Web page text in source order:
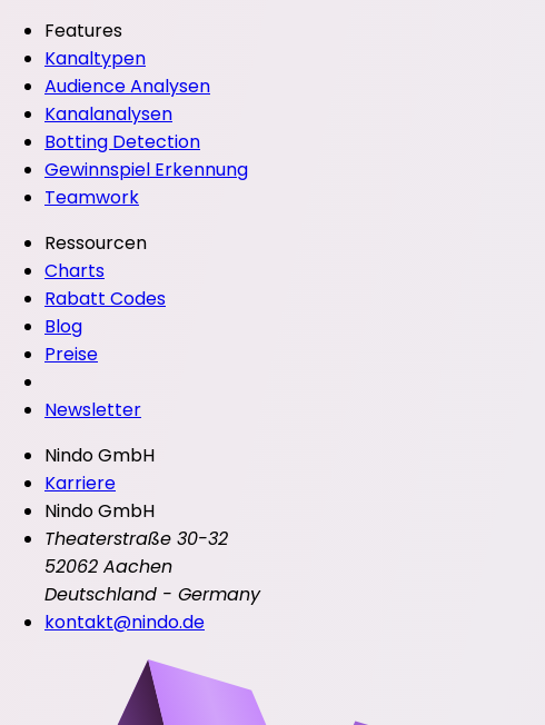
Features
Kanaltypen
Audience Analysen
Kanalanalysen
Botting Detection
Gewinnspiel Erkennung
Teamwork
Ressourcen
Charts
Rabatt Codes
Blog
Preise
Newsletter
Nindo GmbH
Karriere
Nindo GmbH
Theaterstraße 30-32
52062 Aachen
Deutschland - Germany
kontakt@nindo.de